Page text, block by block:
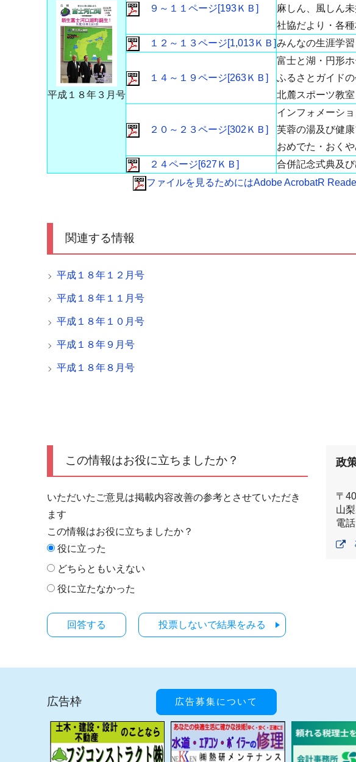
平成１８年３月号
９～１１ページ[193ＫＢ]
麻しん、風しん
社協だより・各
１２～１３ページ[1,013ＫＢ]みんなの生涯学習
１４～１９ページ[263ＫＢ]
富士と湖・円形
ふるさとガイド
北麓スポーツ教
２０～２３ページ[302ＫＢ]
インフォメーシ
芙蓉の湯及び健
おめでた・おく
２４ページ[627ＫＢ]
合併記念式典及
ファイルを見るためにはAdobe AcrobatR
関連する情報
平成１８年１２月号
平成１８年１１月号
平成１８年１０月号
平成１８年９月号
平成１８年８月号
この情報はお役に立ちましたか？
いただいたご意見は掲載内容改善の参考とさせていただき
ます
この情報はお役に立ちましたか？
役に立った
どちらともいえない
役に立たなかった
投票しないで結果をみる
政
〒
山
電
広告枠 広告募集について